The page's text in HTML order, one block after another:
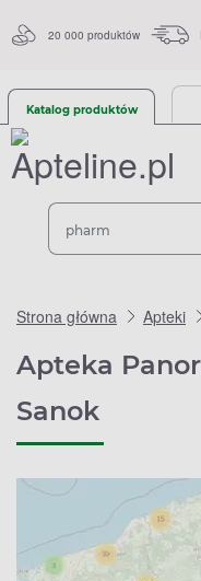
20 000 produktów
Katalog produktów
Strona główna Apteki
Apteka
Sanok